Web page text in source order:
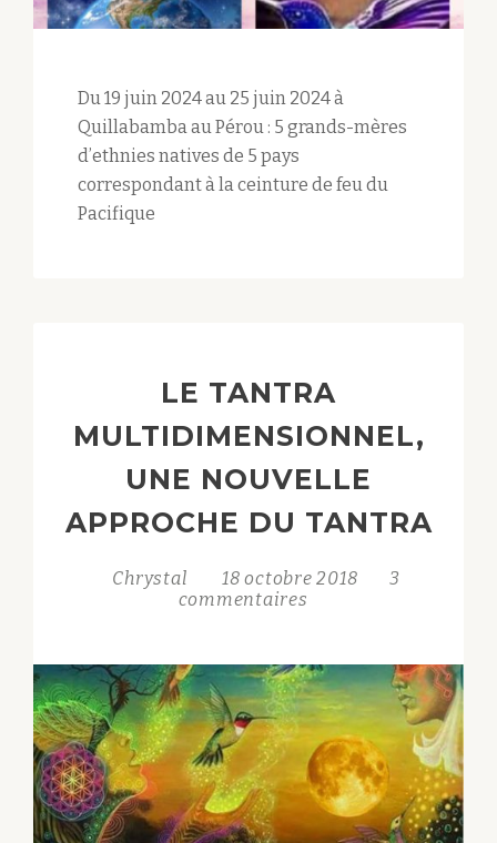
Du 19 juin 2024 au 25 juin 2024 à
Quillabamba au Pérou : 5 grands-mères
d’ethnies natives de 5 pays
correspondant à la ceinture de feu du
Pacifique
LE TANTRA
MULTIDIMENSIONNEL,
UNE NOUVELLE
APPROCHE DU TANTRA
Chrystal 18 octobre 2018
3
commentaires